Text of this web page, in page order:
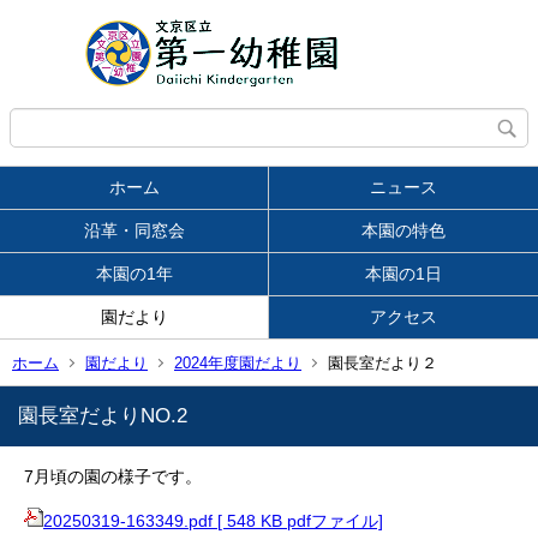
ホーム ニュース
沿革・同窓会 本園の特色
本園の1年 本園の1日
園だより アクセス
ホーム 園だより 2024年度園だより 園長室だより２
園長室だよりNO.2
7月頃の園の様子です。
20250319-163349.pdf [ 548 KB pdfファイル]